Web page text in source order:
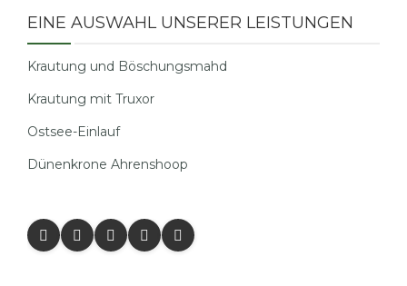
EINE AUSWAHL UNSERER LEISTUNGEN
Krautung und Böschungsmahd
Krautung mit Truxor
Ostsee-Einlauf
Dünenkrone Ahrenshoop